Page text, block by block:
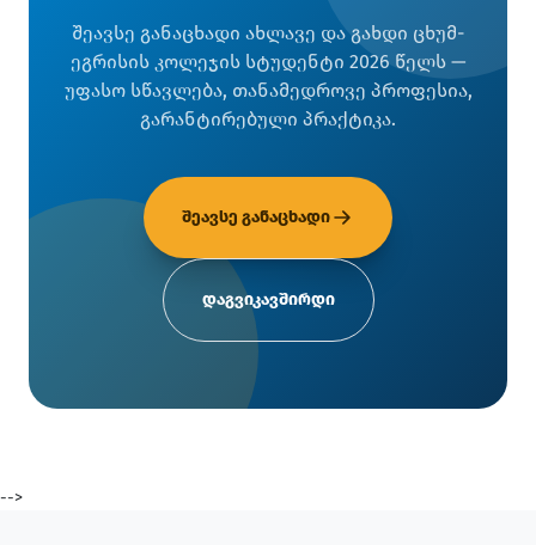
შეავსე განაცხადი ახლავე და გახდი ცხუმ-
ეგრისის კოლეჯის სტუდენტი 2026 წელს —
უფასო სწავლება, თანამედროვე პროფესია,
გარანტირებული პრაქტიკა.
შეავსე განაცხადი
დაგვიკავშირდი
-->